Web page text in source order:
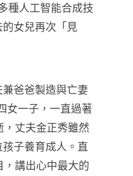
種人工智能合成技
女兒再次「見
爸爸製造與亡妻
女一子，一直過著
丈夫金正秀雖然
子養育成人。直
講出心中最大的